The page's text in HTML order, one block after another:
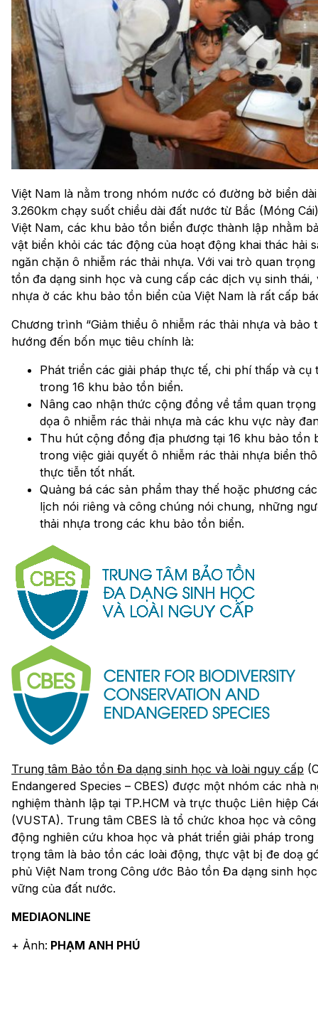
Việt Nam là nằm trong nhóm nước có đường bờ biển
3.260km chạy suốt chiều dài đất nước từ Bắc (Móng
Việt Nam, các khu bảo tồn biển được thành lập nhằm
vật biển khỏi các tác động của hoạt động khai thác hải
ngăn chặn ô nhiễm rác thải nhựa. Với vai trò quan
tồn đa dạng sinh học và cung cấp các dịch vụ sinh thái,
nhựa ở các khu bảo tồn biển của Việt Nam là rất cấp
Chương trình “Giảm thiểu ô nhiễm rác thải nhựa và bảo
hướng đến bốn mục tiêu chính là:
Phát triển các giải pháp thực tế, chi phí thấp và cụ
trong 16 khu bảo tồn biển.
Nâng cao nhận thức cộng đồng về tầm quan
dọa ô nhiễm rác thải nhựa mà các khu vực này
Thu hút cộng đồng địa phương tại 16 khu bảo tồn
trong việc giải quyết ô nhiễm rác thải nhựa biển
thực tiễn tốt nhất.
Quảng bá các sản phẩm thay thế hoặc phương
lịch nói riêng và công chúng nói chung, những
thải nhựa trong các khu bảo tồn biển.
Trung tâm Bảo tồn Đa dạng sinh học và loài nguy cấp
Endangered Species – CBES) được một nhóm các nhà
nghiệm thành lập tại TP.HCM và trực thuộc Liên hiệp
(VUSTA). Trung tâm CBES là tổ chức khoa học và
động nghiên cứu khoa học và phát triển giải pháp
trọng tâm là bảo tồn các loài động, thực vật bị đe doạ
phủ Việt Nam trong Công ước Bảo tồn Đa dạng sinh
vững của đất nước.
MEDIAONLINE
+ Ảnh: PHẠM ANH PHÚ